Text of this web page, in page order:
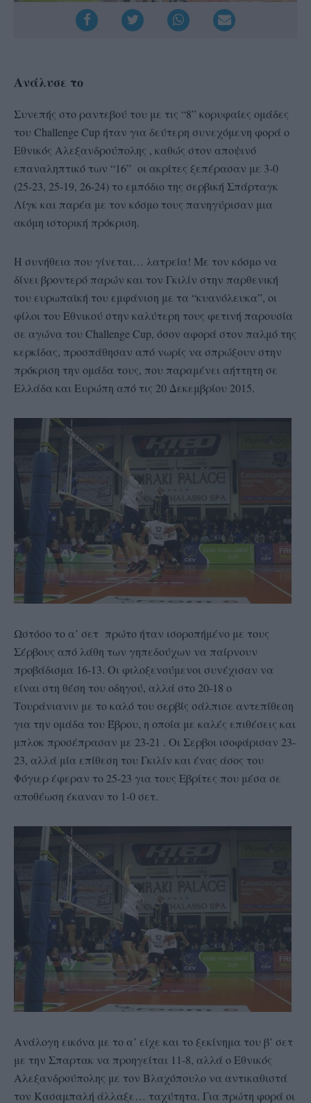
Ανάλυσε το
Συνεπής στο ραντεβού του με τις “8” κορυφαίες ομάδες
του Challenge Cup ήταν για δεύτερη συνεχόμενη φορά ο
Εθνικός Αλεξανδρούπολης , καθώς στον αποψινό
επαναληπτικό των “16” οι ακρίτες ξεπέρασαν με 3-0
(25-23, 25-19, 26-24) το εμπόδιο της σερβική Σπάρταγκ
Λίγκ και παρέα με τον κόσμο τους πανηγύρισαν μια
ακόμη ιστορική πρόκριση.
Η συνήθεια που γίνεται… λατρεία! Με τον κόσμο να
δίνει βροντερό παρών και τον Γκιλίν στην παρθενική
του ευρωπαϊκή του εμφάνιση με τα “κυανόλευκα”, οι
φίλοι του Εθνικού στην καλύτερη τους φετινή παρουσία
σε αγώνα του Challenge Cup, όσον αφορά στον παλμό της
κερκίδας, προσπάθησαν από νωρίς να σπρώξουν στην
πρόκριση την ομάδα τους, που παραμένει αήττητη σε
Ελλάδα και Ευρώπη από τις 20 Δεκεμβρίου 2015.
Ωστόσο το α’ σετ πρώτο ήταν ισοροπήμένο με τους
Σέρβους από λάθη των γηπεδούχων να παίρνουν
προβάδισμα 16-13. Οι φιλοξενούμενοι συνέχισαν να
είναι στη θέση του οδηγού, αλλά στο 20-18 ο
Τουράνιανιν με το καλό του σερβίς σάλπισε αντεπίθεση
για την ομάδα του Έβρου, η οποία με καλές επιθέσεις και
μπλοκ προσέπρασαν με 23-21 . Οι Σερβοι ισοφάρισαν 23-
23, αλλά μία επίθεση του Γκιλίν και ένας άσος του
Φόγιερ έφεραν το 25-23 για τους Εβρίτες που μέσα σε
αποθέωση έκαναν το 1-0 σετ.
Ανάλογη εικόνα με το α’ είχε και το ξεκίνημα του β’ σετ
με την Σπαρτακ να προηγείται 11-8, αλλά ο Εθνικός
Αλεξανδρούπολης με τον Βλαχόπουλο να αντικαθιστά
τον Κασαμπαλή άλλαξε… ταχύτητα. Για πρώτη φορά οι